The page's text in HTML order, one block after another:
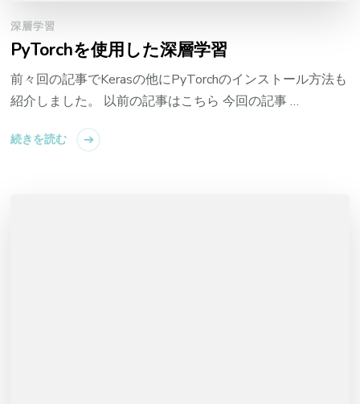
深層学習
PyTorchを使用した深層学習
前々回の記事でKerasの他にPyTorchのインストール方法も
紹介しました。 以前の記事はこちら 今回の記事 …
続きを読む